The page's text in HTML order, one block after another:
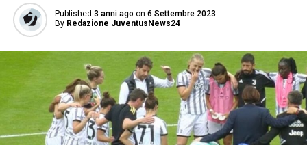
Published 3 anni ago on 6 Settembre 2023
By Redazione JuventusNews24